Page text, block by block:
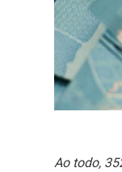
Ao todo,